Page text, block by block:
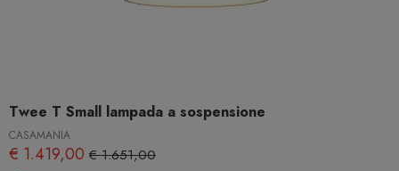
Twee T Small lampada a sospensione
CASAMANIA
€ 1.419,00 € 1.651,00